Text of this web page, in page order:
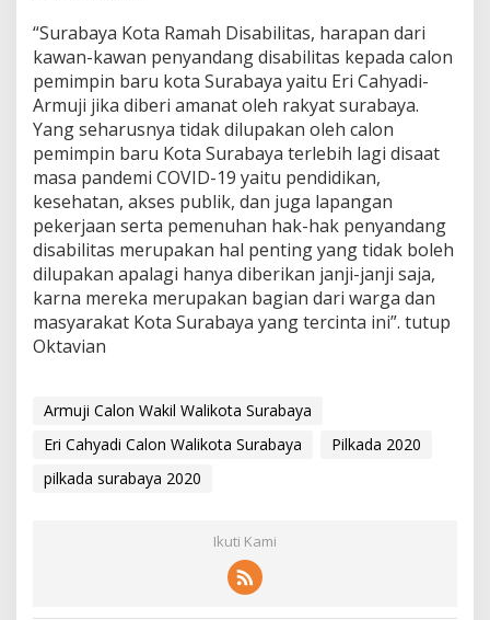
“Surabaya Kota Ramah Disabilitas, harapan dari
kawan-kawan penyandang disabilitas kepada calon
pemimpin baru kota Surabaya yaitu Eri Cahyadi-
Armuji jika diberi amanat oleh rakyat surabaya.
Yang seharusnya tidak dilupakan oleh calon
pemimpin baru Kota Surabaya terlebih lagi disaat
masa pandemi COVID-19 yaitu pendidikan,
kesehatan, akses publik, dan juga lapangan
pekerjaan serta pemenuhan hak-hak penyandang
disabilitas merupakan hal penting yang tidak boleh
dilupakan apalagi hanya diberikan janji-janji saja,
karna mereka merupakan bagian dari warga dan
masyarakat Kota Surabaya yang tercinta ini”. tutup
Oktavian
Armuji Calon Wakil Walikota Surabaya
Eri Cahyadi Calon Walikota Surabaya
Pilkada 2020
pilkada surabaya 2020
Ikuti Kami